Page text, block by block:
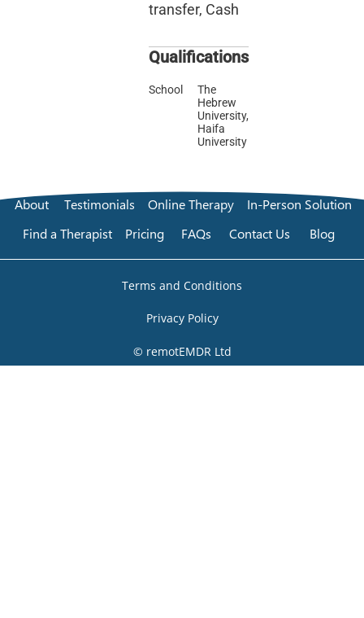
transfer, Cash
Qualifications
School
The
Hebrew
University,
Haifa
University
About Testimonials Online Therapy
In-Person Solution
Find a Therapist
Pricing FAQs Contact Us Blog
Terms and Conditions
Privacy Policy
© remotEMDR Ltd